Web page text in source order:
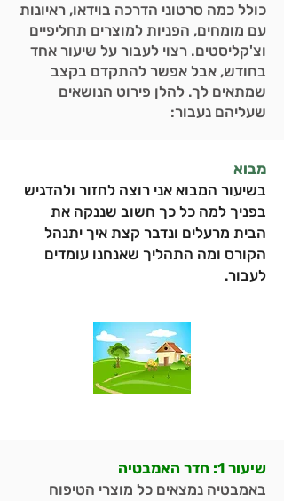
כולל כמה סרטוני הדרכה בוידאו, ראיונות
עם מומחים, הפניות למוצרים תחליפיים
וצ'קליסטים. רצוי לעבור על שיעור אחד
בחודש, אבל אפשר להתקדם בקצב
שמתאים לך. להלן פירוט הנושאים
שעליהם נעבור:
מבוא
בשיעור המבוא אני רוצה לחזור ולהדגיש
בפניך למה כל כך חשוב שננקה את
הבית מרעלים ונדבר קצת איך יתנהל
הקורס ומה התהליך שאנחנו עומדים
לעבור.
שיעור 1: חדר האמבטיה
באמבטיה נמצאים כל מוצרי הטיפוח